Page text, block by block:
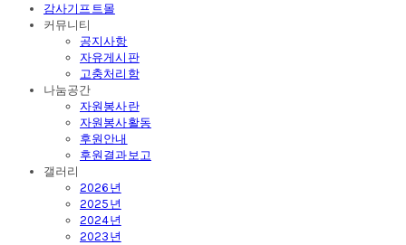
감사기프트몰
커뮤니티
공지사항
자유게시판
고충처리함
나눔공간
자원봉사란
자원봉사활동
후원안내
후원결과보고
갤러리
2026년
2025년
2024년
2023년